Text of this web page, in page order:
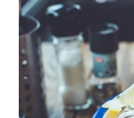
hôtel
La
Trinité-
sur-
mer